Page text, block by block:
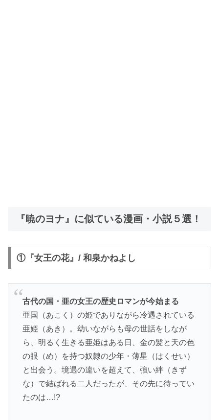
『暁のヨナ』に似ている漫画・小説５選！
①『女王の花』/ 和泉かねよし
古代の国・亜の女王の歴史ロマンが今始まる
亜国（あこく）の姫でありながら冷遇されている
亜姫（あき）。幼いながらも母の世話をしなが
ら、明るく生きる亜姫はある日、金の髪と天の色
の眼（め）を持つ奴隷の少年・薄星（はくせい）
と出会う。境遇の違いを超えて、強い絆（きず
な）で結ばれる二人だったが、その先に待ってい
たのは…!?